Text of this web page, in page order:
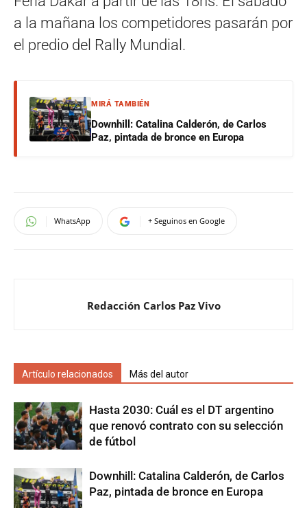
a la mañana los competidores pasarán por
el predio del Rally Mundial.
MIRÁ TAMBIÉN
Downhill: Catalina Calderón, de Carlos
Paz, pintada de bronce en Europa
WhatsApp + Seguinos en Google
Redacción Carlos Paz Vivo
Artículo relacionados Más del autor
Hasta 2030: Cuál es el DT argentino
que renovó contrato con su selección
de fútbol
Downhill: Catalina Calderón, de Carlos
Paz, pintada de bronce en Europa